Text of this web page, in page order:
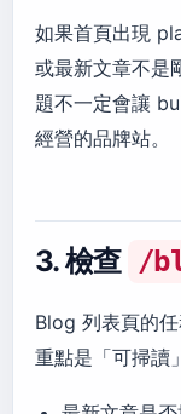
如果首頁出現
或最新文章不是
題不一定會讓
經營的品牌站。
3. 檢查 /
Blog 列表頁的
重點是「可掃讀